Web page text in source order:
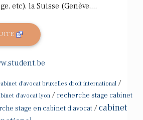
etc), la Suisse (Genève,...
d'avocat bruxelles droit international /
d'avocat lyon / recherche stage cabinet
stage en cabinet d avocat /cabinet